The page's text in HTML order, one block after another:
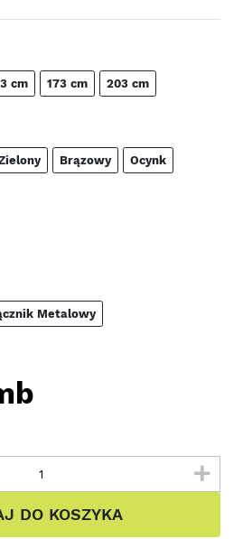
cm 173 cm 203 cm
Brązowy Ocynk
Metalowy
DO KOSZYKA